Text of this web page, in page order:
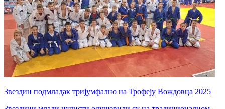
Звездин подмладак тријумфално на Трофеју Вождовца 2025